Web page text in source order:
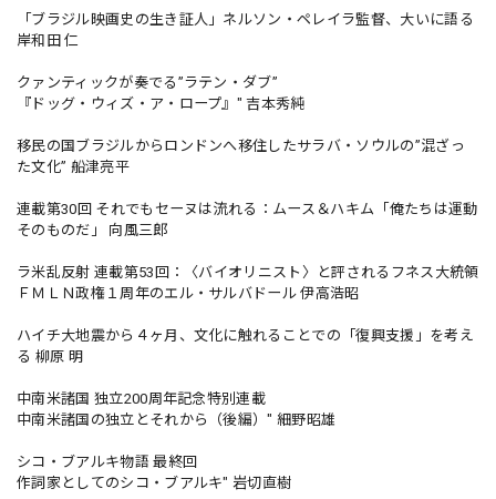
「ブラジル映画史の生き証人」ネルソン・ペレイラ監督、大いに語る
岸和田 仁
クァンティックが奏でる”ラテン・ダブ”
『ドッグ・ウィズ・ア・ロープ』" 吉本秀純
移民の国ブラジルからロンドンへ移住したサラバ・ソウルの”混ざっ
た文化” 船津亮平
連載第30回 それでもセーヌは流れる：ムース＆ハキム「俺たちは運動
そのものだ」 向風三郎
ラ米乱反射 連載第53回：〈バイオリニスト〉と評されるフネス大統領
ＦＭＬＮ政権１周年のエル・サルバドール 伊高浩昭
ハイチ大地震から４ヶ月、文化に触れることでの「復興支援」を考え
る 柳原 明
中南米諸国 独立200周年記念特別連載
中南米諸国の独立とそれから（後編）" 細野昭雄
シコ・ブアルキ物語 最終回
作詞家としてのシコ・ブアルキ" 岩切直樹